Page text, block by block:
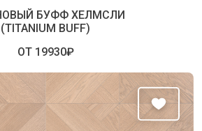
БУФФ ХЕЛМСЛИ
(TITANIUM BUFF)
ОТ 19930₽